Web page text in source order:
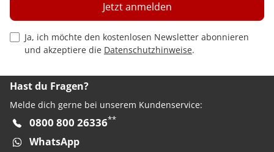
Privacy Policy Checkbox
Ja, ich möchte den kostenlosen Newsletter abonnieren
und akzeptiere die Datenschutzhinweise.
Jetzt anmelden
Hast du Fragen?
Melde dich gerne bei unserem Kundenservice:
0800 800 26336**
WhatsApp